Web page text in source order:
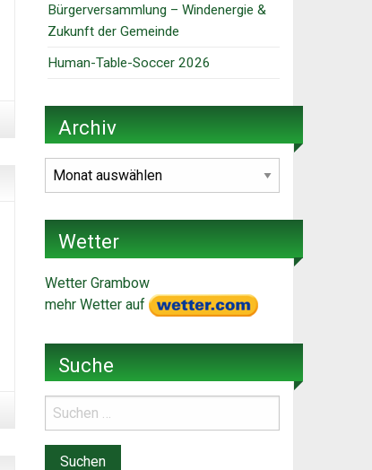
Bürgerversammlung – Windenergie &
Zukunft der Gemeinde
Human-Table-Soccer 2026
Archiv
Archiv
Wetter
Wetter Grambow
mehr Wetter auf
Suche